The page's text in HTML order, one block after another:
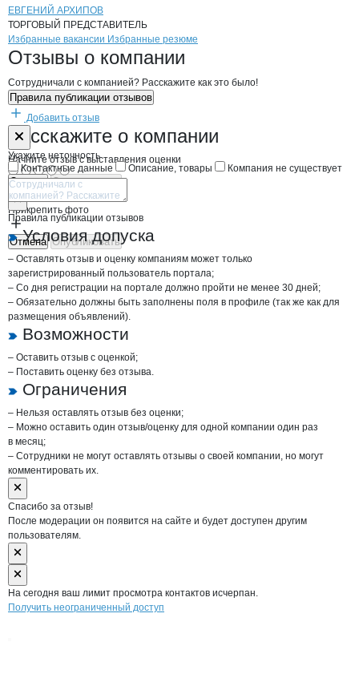
ЕВГЕНИЙ АРХИПОВ
ТОРГОВЫЙ ПРЕДСТАВИТЕЛЬ
Брендыкомпани Петухов С.В., ИП
Вакансии вПетухов С.В., ИП
Избранные вакансии Избранные резюме
Новости oПетухов С.В., ИП, ИП
Отзывы о компании
Сотрудничали с компанией? Расскажите как это было!
Правила публикации отзывов
Добавить отзыв
Расскажите о компании
Начните отзыв с выставления оценки
Прикрепить фото
Отмена Опубликовать
Форма обратной связи о неточностях
Укажите неточность
Контактные данные
Описание, товары Компания не существует
Отмена Опубликовать
Правила публикации отзывов
Условия допуска
– Оставлять отзыв и оценку компаниям может только
зарегистрированный пользователь портала;
– Со дня регистрации на портале должно пройти не менее 30 дней;
– Обязательно должны быть заполнены поля в профиле (так же как для
размещения объявлений).
Возможности
– Оставить отзыв с оценкой;
– Поставить оценку без отзыва.
Ограничения
– Нельзя оставлять отзыв без оценки;
– Можно оставить один отзыв/оценку для одной компании один раз
в месяц;
– Сотрудники не могут оставлять отзывы о своей компании, но могут
комментировать их.
Спасибо за отзыв!
После модерации он появится на сайте и будет доступен другим
пользователям.
На сегодня ваш лимит просмотра контактов исчерпан.
Получить неограниченный доступ